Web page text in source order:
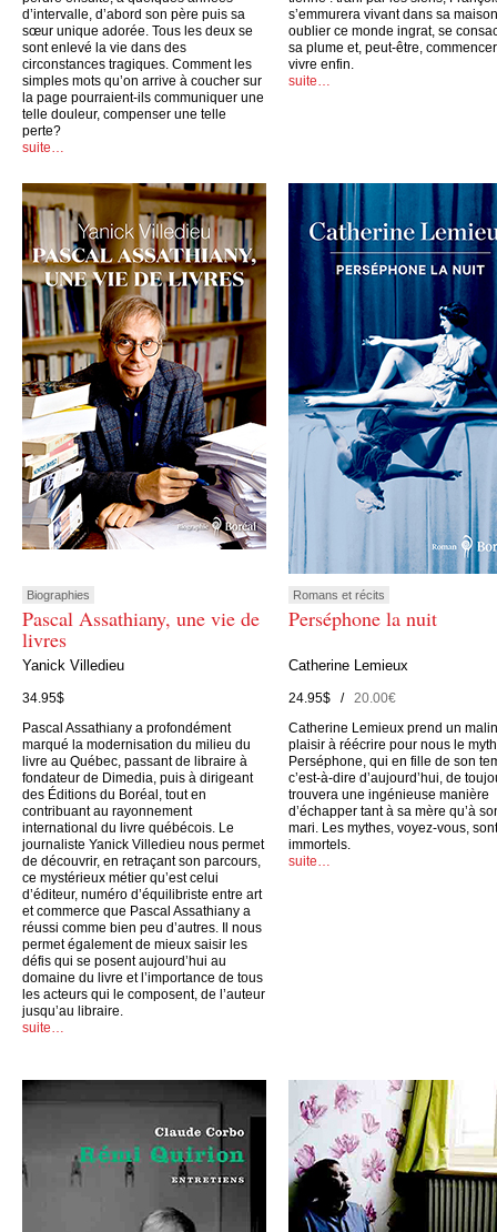
d’intervalle, d’abord son père puis sa
sœur unique adorée. Tous les deux se
sont enlevé la vie dans des
circonstances tragiques. Comment les
simples mots qu’on arrive à coucher sur
la page pourraient-ils communiquer une
telle douleur, compenser une telle
perte?
suite…
s’emmurera vivant dans sa
oublier ce monde ingrat, se
sa plume et, peut-être,
vivre enfin.
suite…
Biographies
Pascal Assathiany, une vie de
livres
Yanick Villedieu
34.95$
Pascal Assathiany a profondément
marqué la modernisation du milieu du
livre au Québec, passant de libraire à
fondateur de Dimedia, puis à dirigeant
des Éditions du Boréal, tout en
contribuant au rayonnement
international du livre québécois. Le
journaliste Yanick Villedieu nous permet
de découvrir, en retraçant son parcours,
ce mystérieux métier qu’est celui
d’éditeur, numéro d’équilibriste entre art
et commerce que Pascal Assathiany a
réussi comme bien peu d’autres. Il nous
permet également de mieux saisir les
défis qui se posent aujourd’hui au
domaine du livre et l’importance de tous
les acteurs qui le composent, de l’auteur
jusqu’au libraire.
suite…
Romans et récits
Perséphone la nuit
Catherine Lemieux
24.95$ /20.00€
Catherine Lemieux prend un malin
plaisir à réécrire pour nous le
Perséphone, qui en fille de son
c’est-à-dire d’aujourd’hui, de
trouvera une ingénieuse manière
d’échapper tant à sa mère qu’à
mari. Les mythes, voyez-vous, sont
immortels.
suite…